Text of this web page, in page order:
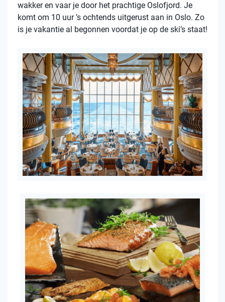
wakker en vaar je door het prachtige Oslofjord. Je
komt om 10 uur ’s ochtends uitgerust aan in Oslo. Zo
is je vakantie al begonnen voordat je op de ski’s staat!